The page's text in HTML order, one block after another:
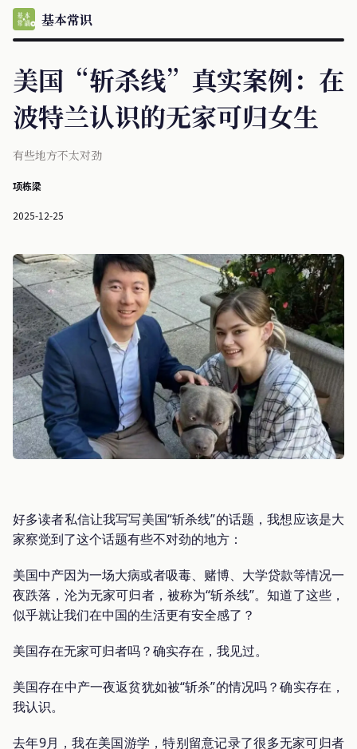
基本常识
美国“斩杀线”真实案例：在
波特兰认识的无家可归女生
有些地方不太对劲
项栋梁
2025-12-25
好多读者私信让我写写美国“斩杀线”的话题，我想应该是大
家察觉到了这个话题有些不对劲的地方：
美国中产因为一场大病或者吸毒、赌博、大学贷款等情况一
夜跌落，沦为无家可归者，被称为“斩杀线”。知道了这些，
似乎就让我们在中国的生活更有安全感了？
美国存在无家可归者吗？确实存在，我见过。
美国存在中产一夜返贫犹如被“斩杀”的情况吗？确实存在，
我认识。
去年9月，我在美国游学，特别留意记录了很多无家可归者